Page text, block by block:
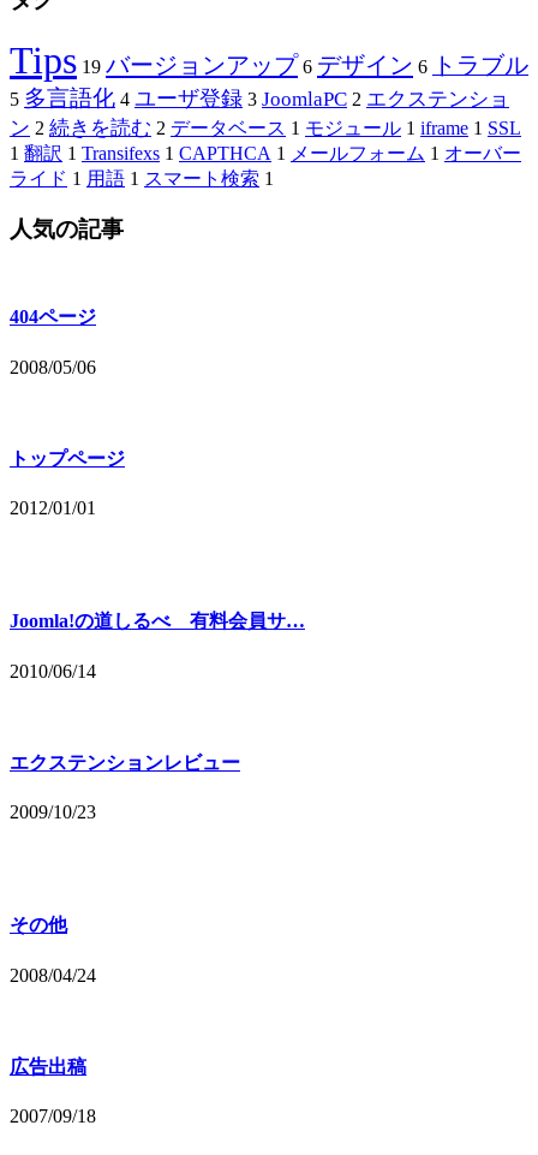
Tips 19 バージョンアップ 6 デザイン 6 トラブル
5 多言語化 4 ユーザ登録 3 JoomlaPC 2 エクステンショ
ン 2 続きを読む 2 データベース 1 モジュール 1 iframe 1 SSL
1 翻訳 1 Transifexs 1 CAPTHCA 1 メールフォーム 1 オーバー
ライド 1 用語 1 スマート検索 1
人気の記事
404ページ
2008/05/06
トップページ
2012/01/01
Joomla!の道しるべ 有料会員サ…
2010/06/14
エクステンションレビュー
2009/10/23
その他
2008/04/24
広告出稿
2007/09/18